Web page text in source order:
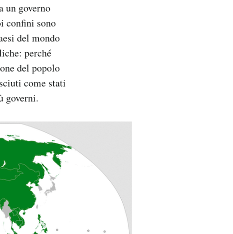
un governo
confini sono
del mondo
perché
del popolo
come stati
governi.